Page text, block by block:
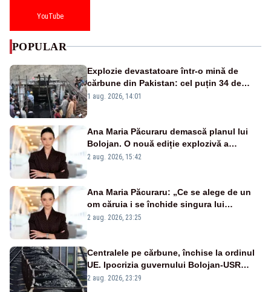
YouTube
POPULAR
Explozie devastatoare într-o mină de
cărbune din Pakistan: cel puțin 34 de
morți - VIDEO
1 aug. 2026, 14:01
Ana Maria Păcuraru demască planul lui
Bolojan. O nouă ediție explozivă a
emisiunii „Miza Zilei” la Realitatea PLUS
2 aug. 2026, 15:42
Ana Maria Păcuraru: „Ce se alege de un
om căruia i se închide singura lui
portiță?”
2 aug. 2026, 23:25
Centralele pe cărbune, închise la ordinul
UE. Ipocrizia guvernului Bolojan-USR
după starea de alertă
2 aug. 2026, 23:29